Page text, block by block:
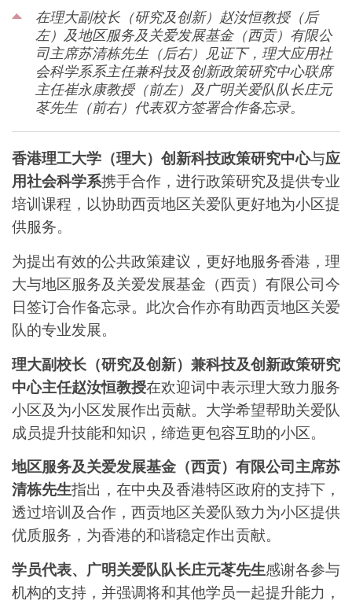
在理大副校长（研究及创新）赵汝恒教授（后
左）及地区服务及关爱发展基金（西贡）有限公
司主席苏清栋先生（后右）见证下，理大应用社
会科学系系主任兼科技及创新政策研究中心联席
主任崔永康教授（前左）及广明关爱队队长庄元
苳先生（前右）代表双方签署合作备忘录。
香港理工大学（理大）创新科技政策研究中心与应
用社会科学系携手合作，进行政策研究及提供专业
培训课程，以协助西贡地区关爱队更好地为小区提
供服务。
为提出有效的公共政策建议，更好地服务香港，理
大与地区服务及关爱发展基金（西贡）有限公司今
日签订合作备忘录。 此次合作亦有助西贡地区关爱
队的专业发展。
理大副校长（研究及创新）兼科技及创新政策研究
中心主任赵汝恒教授在欢迎词中表示理大致力服务
小区及为小区发展作出贡献。大学希望帮助关爱队
成员提升技能和知识，缔造更包容互助的小区。
地区服务及关爱发展基金（西贡）有限公司主席苏
清栋先生指出，在中央及香港特区政府的支持下，
透过培训及合作，西贡地区关爱队致力为小区提供
优质服务，为香港的和谐稳定作出贡献。
学员代表、广明关爱队队长庄元苳先生感谢各参与
机构的支持，并强调将和其他学员一起提升能力，